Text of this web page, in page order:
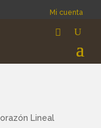
Mi cuenta
Lineal